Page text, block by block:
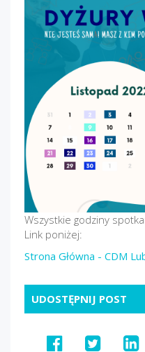
Wszystkie godziny
Link poniżej:
Strona Główna - CDM
UDOSTĘPNIJ POST